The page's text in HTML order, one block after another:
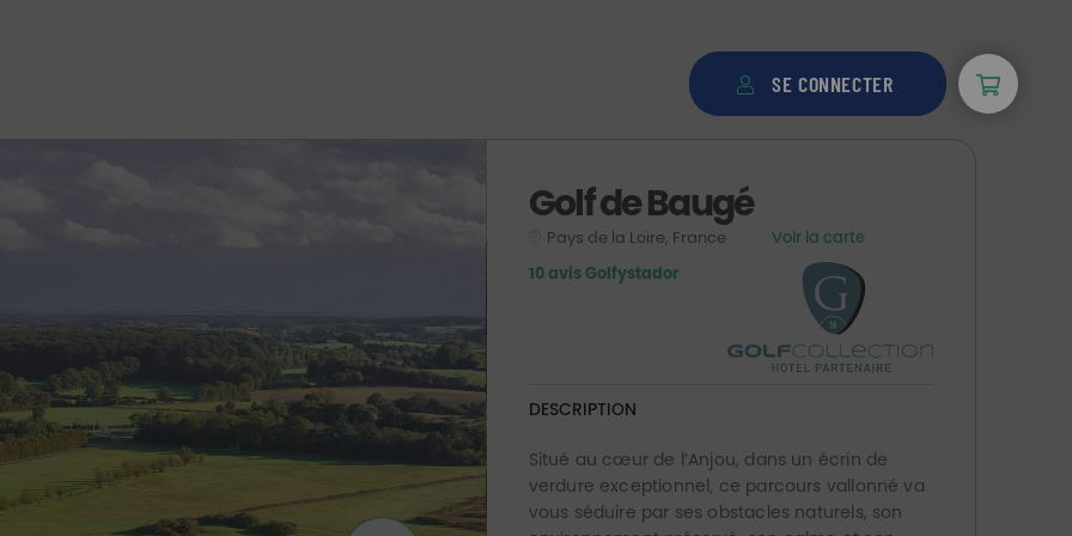
SE CONNECTER
Golf de Baugé
Pays de la Loire, France
Voir la carte
10 avis Golfystador
DESCRIPTION
Situé au cœur de l’Anjou, dans un écrin de
verdure exceptionnel, ce parcours vallonné va
vous séduire par ses obstacles naturels, son